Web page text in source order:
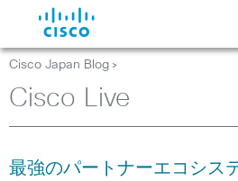
Cisco Japan Blog >
Cisco Live
最強のパートナーエコシス